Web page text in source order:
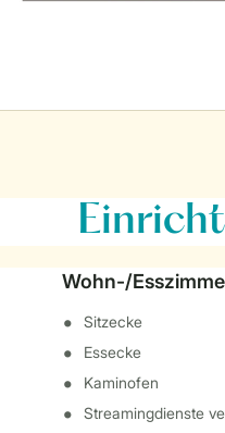
Wohn-/
Sitzecke
Essecke
Kaminofen
Streamingdienste